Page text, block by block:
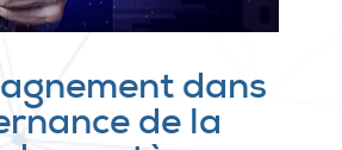
dans
de la